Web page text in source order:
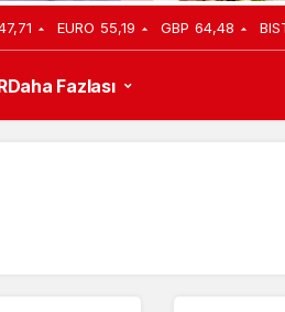
EURO 55,19 GBP 64,48
Daha Fazlası